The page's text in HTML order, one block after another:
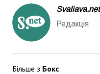
Svaliava.net
Редакція
Більше з Бокс